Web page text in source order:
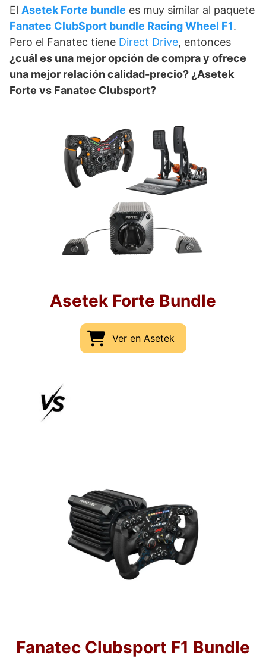
El Asetek Forte bundle es muy similar al paquete
Fanatec ClubSport bundle Racing Wheel F1.
Pero el Fanatec tiene Direct Drive, entonces
¿cuál es una mejor opción de compra y ofrece
una mejor relación calidad-precio? ¿Asetek
Forte vs Fanatec Clubsport?
Asetek Forte Bundle
Ver en Asetek
Fanatec Clubsport F1 Bundle